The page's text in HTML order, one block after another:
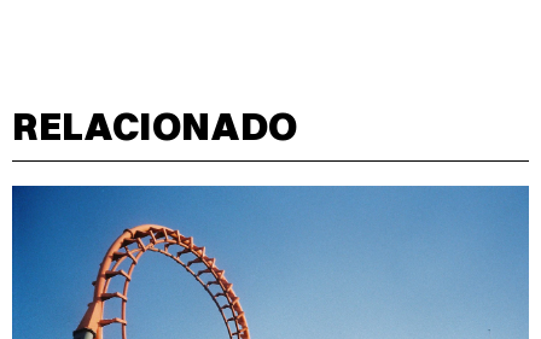
RELACIONADO